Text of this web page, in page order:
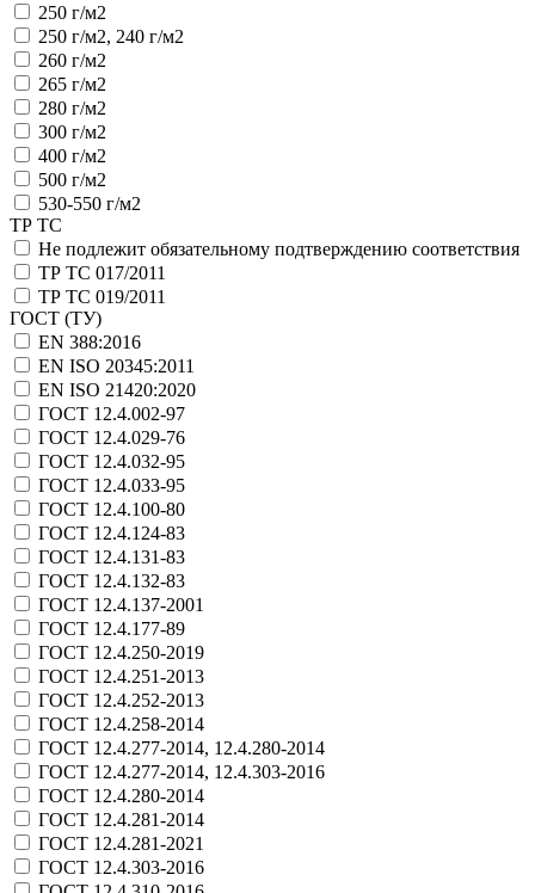
250 г/м2
250 г/м2, 240 г/м2
260 г/м2
265 г/м2
280 г/м2
300 г/м2
400 г/м2
500 г/м2
530-550 г/м2
ТР ТС
Не подлежит обязательному подтверждению соответствия
ТР ТС 017/2011
ТР ТС 019/2011
ГОСТ (ТУ)
EN 388:2016
EN ISO 20345:2011
EN ISO 21420:2020
ГОСТ 12.4.002-97
ГОСТ 12.4.029-76
ГОСТ 12.4.032-95
ГОСТ 12.4.033-95
ГОСТ 12.4.100-80
ГОСТ 12.4.124-83
ГОСТ 12.4.131-83
ГОСТ 12.4.132-83
ГОСТ 12.4.137-2001
ГОСТ 12.4.177-89
ГОСТ 12.4.250-2019
ГОСТ 12.4.251-2013
ГОСТ 12.4.252-2013
ГОСТ 12.4.258-2014
ГОСТ 12.4.277-2014, 12.4.280-2014
ГОСТ 12.4.277-2014, 12.4.303-2016
ГОСТ 12.4.280-2014
ГОСТ 12.4.281-2014
ГОСТ 12.4.281-2021
ГОСТ 12.4.303-2016